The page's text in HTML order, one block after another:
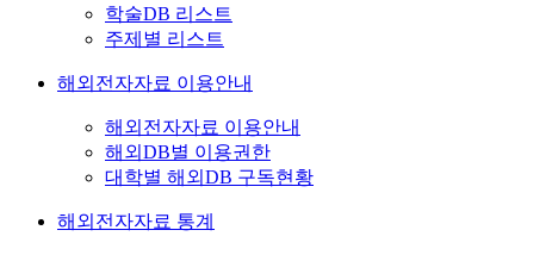
학술DB 리스트
주제별 리스트
해외전자자료 이용안내
해외전자자료 이용안내
해외DB별 이용권한
대학별 해외DB 구독현황
해외전자자료 통계